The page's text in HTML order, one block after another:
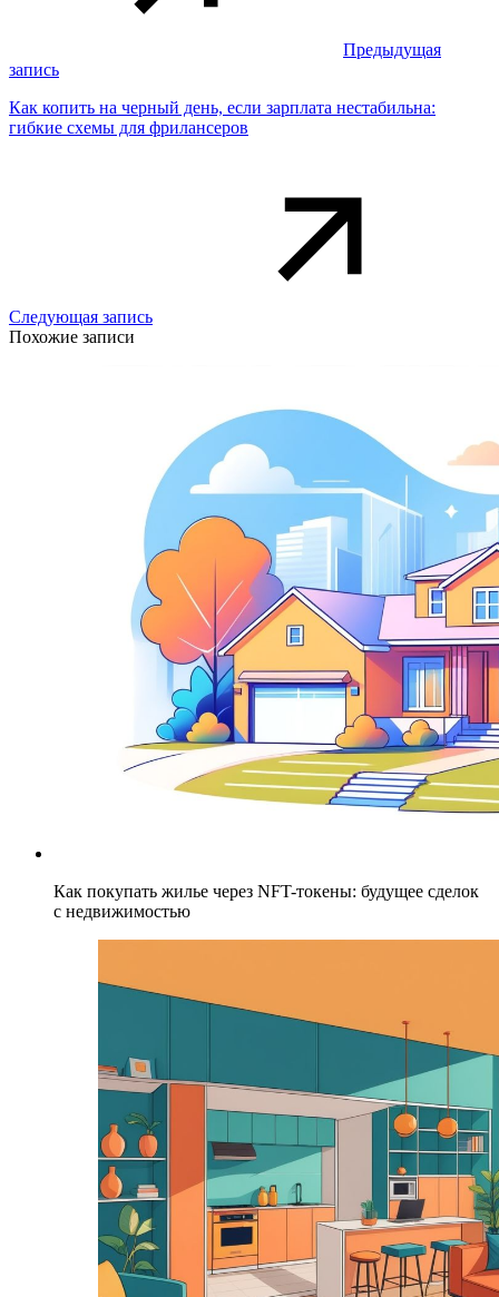
Предыдущая
запись
Как копить на черный день, если зарплата нестабильна:
гибкие схемы для фрилансеров
Следующая запись
Похожие записи
Как покупать жилье через NFT-токены: будущее сделок
с недвижимостью